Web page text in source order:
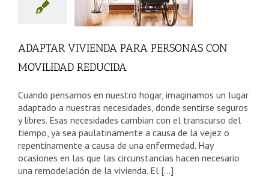
Tercera Edad
ADAPTAR VIVIENDA PARA PERSONAS CON
MOVILIDAD REDUCIDA
Cuando pensamos en nuestro hogar, imaginamos un lugar
adaptado a nuestras necesidades, donde sentirse seguros
y libres. Esas necesidades cambian con el transcurso del
tiempo, ya sea paulatinamente a causa de la vejez o
repentinamente a causa de una enfermedad. Hay
ocasiones en las que las circunstancias hacen necesario
una remodelación de la vivienda. El [...]